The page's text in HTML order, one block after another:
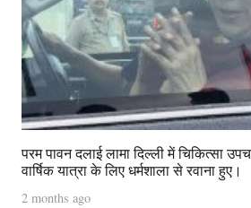
परम पावन दलाई लामा दिल्ली में चिकित्सा
वार्षिक यात्रा के लिए धर्मशाला से रवाना हुए।
2 months ago